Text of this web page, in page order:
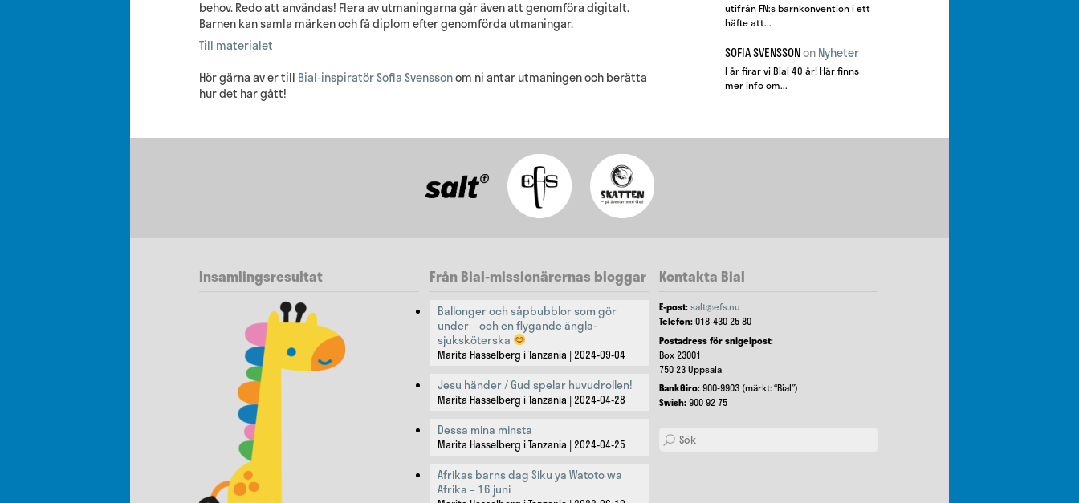
behov. Redo att användas! Flera av utmaningarna går även att genomföra digitalt.
Barnen kan samla märken och få diplom efter genomförda utmaningar.
Till materialet
Hör gärna av er till Bial-inspiratör Sofia Svenssonom ni antar utmaningen och berätta
hur det har gått!
utifrån FN:s barnkonvention i ett
häfte att...
SOFIA SVENSSONonNyheter
I år firar vi Bial 40 år! Här finns
mer info om...
Insamlingsresultat Från Bial-missionärernas bloggar
Ballonger och såpbubblor som gör
under – och en flygande ängla-
sjuksköterska
Marita Hasselberg i Tanzania 2024-09-04
Jesu händer / Gud spelar huvudrollen!
Marita Hasselberg i Tanzania 2024-04-28
Dessa mina minsta
Marita Hasselberg i Tanzania 2024-04-25
Afrikas barns dag Siku ya Watoto wa
Afrika – 16 juni
Kontakta Bial
E-post:salt@efs.nu
Telefon:018-430 25 80
Postadress för snigelpost:
Box 23001
750 23 Uppsala
BankGiro:900-9903 (märkt: “Bial”)
Swish:900 92 75
Search